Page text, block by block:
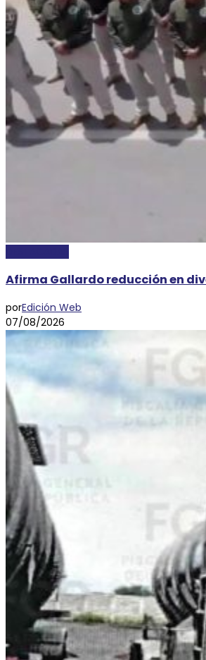
Afirma Gallardo reducción en
porEdición Web
07/08/2026